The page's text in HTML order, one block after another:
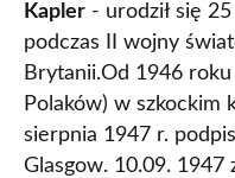
Kapler - urodził się
podczas II wojny
Brytanii.Od 1946
Polaków) w szkockim
sierpnia 1947 r.
Glasgow. 10.09. 1947